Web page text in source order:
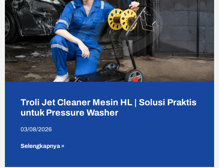
Troli Jet Cleaner Mesin HL | Solusi Praktis
untuk Pressure Washer
03/08/2026
Selengkapnya »